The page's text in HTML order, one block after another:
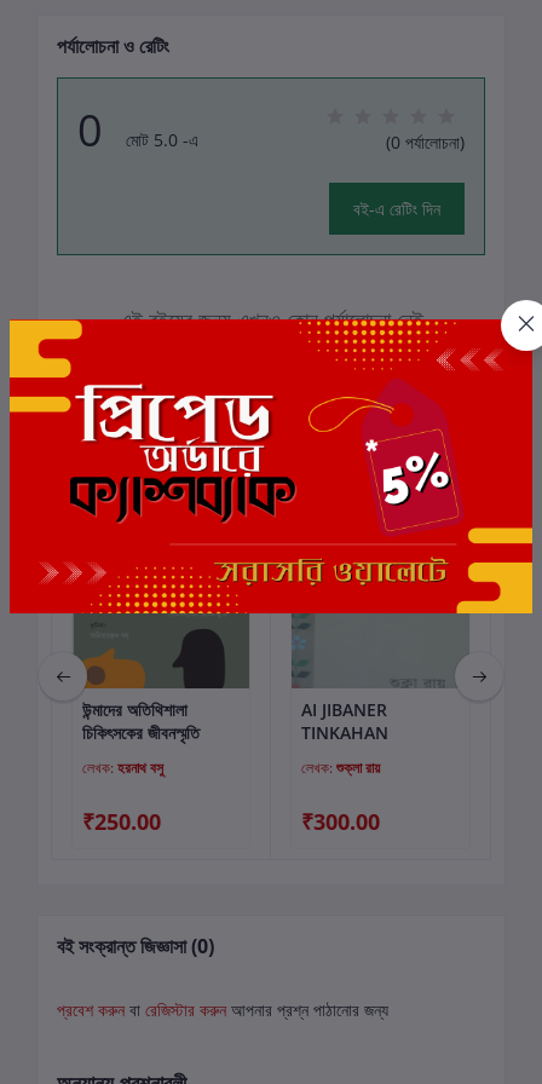
পর্যালোচনা ও রেটিং
0 মোট 5.0 -এ (0 পর্যালোচনা)
বই-এ রেটিং দিন
এই বইয়ের জন্য এখনও কোন পর্যালোচনা নেই
সংশ্লিষ্ট বই
কার্টে যোগ করুন
উন্মাদের অতিথিশালা
চিকিৎসকের জীবনস্মৃতি
লেখক: হরনাথ বসু
₹250.00
কার্টে যোগ করুন
AI JIBANER
TINKAHAN
লেখক: শুক্লা রায়
₹300.00
বই সংক্রান্ত জিজ্ঞাসা (0)
প্রবেশ করুন বা রেজিস্টার করুন আপনার প্রশ্ন পাঠানোর জন্য